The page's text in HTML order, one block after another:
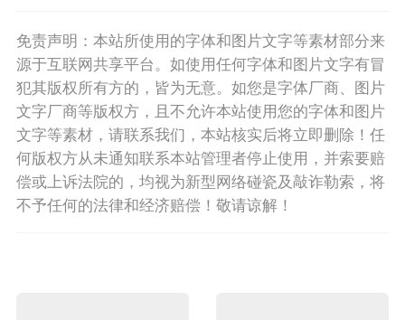
免责声明：本站所使用的字体和图片文字等素材部分来
源于互联网共享平台。如使用任何字体和图片文字有冒
犯其版权所有方的，皆为无意。如您是字体厂商、图片
文字厂商等版权方，且不允许本站使用您的字体和图片
文字等素材，请联系我们，本站核实后将立即删除！任
何版权方从未通知联系本站管理者停止使用，并索要赔
偿或上诉法院的，均视为新型网络碰瓷及敲诈勒索，将
不予任何的法律和经济赔偿！敬请谅解！